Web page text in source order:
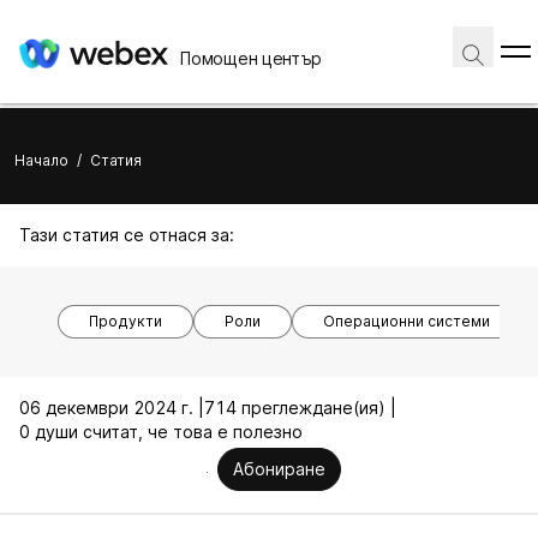
Помощен център
Начало / Статия
Тази статия се отнася за:
Продукти Роли Операционни системи
06 декември 2024 г. | 714 преглеждане(ия) |
0 души считат, че това е полезно
Абониране